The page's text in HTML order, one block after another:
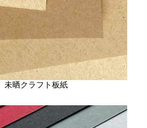
未晒クラフト板紙